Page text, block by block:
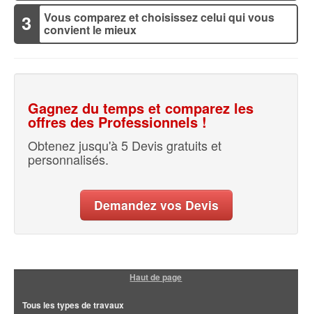
3 Vous comparez et choisissez celui qui vous
convient le mieux
Gagnez du temps et comparez les
offres des Professionnels !
Obtenez jusqu'à 5 Devis gratuits et
personnalisés.
Demandez vos Devis
Haut de page
Tous les types de travaux